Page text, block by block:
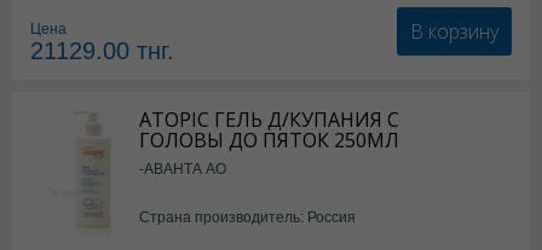
Цена
21129.00 тнг.
В корзину
ATOPIC ГЕЛЬ Д/КУПАНИЯ С
ГОЛОВЫ ДО ПЯТОК 250МЛ
-АВАНТА АО
Страна производитель: Россия